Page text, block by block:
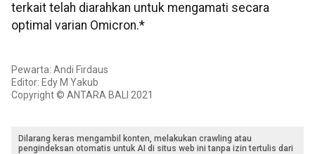
terkait telah diarahkan untuk mengamati secara
optimal varian Omicron.*
Pewarta: Andi Firdaus
Editor: Edy M Yakub
Copyright © ANTARA BALI 2021
Dilarang keras mengambil konten, melakukan crawling atau
pengindeksan otomatis untuk AI di situs web ini tanpa izin tertulis dari